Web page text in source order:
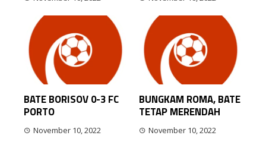
BATE BORISOV 0-3 FC
PORTO
BUNGKAM ROMA, BATE
TETAP MERENDAH